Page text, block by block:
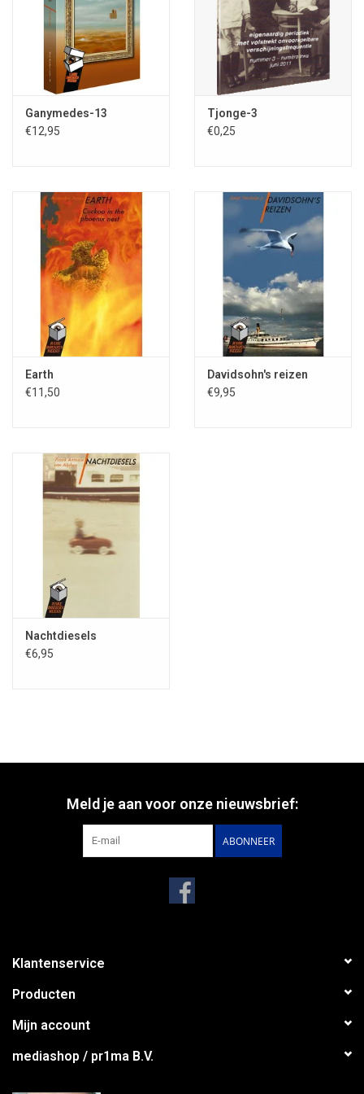
Trouwens: weet ú eigenlijk wel wat het verschil is tussen een
postbode en een postbezorger? En ontvangt u ook veelvuldig post
met '48 gratis kansen', voorzien van stempels met teksten zoals
‘Een belangrijk bericht voor toekomstige in ontvangst neming’ of
continent Autsralië?
978-90-78499-19-0; 312 blz.; 1e druk 2013; 4e editie; uitgever
Stichting Fantastische Vertellingen; omslagillustratie Ria Volk;
omslagontwerp Inge Heit & Bauke Muntz; bio-/bibliografieën
van de gepubliceerden
Boekjes-reeks
Via deRare Boekjes-reeks
Vertellingen een springplank voor nieuw of misken
Nederlandstalig talent op het gebied van fantastische literatuur en
kunst. De publicaties in deze reeks beogen de creativiteit te
Ganymedes-13
€12,95
Tjonge-3
€0,25
Earth
€11,50
Davidsohn's reizen
€9,95
Nachtdiesels
€6,95
Meld je aan voor onze nieuwsbrief:
ABONNEER
Klantenservice
Producten
Mijn account
mediashop / pr1ma B.V.